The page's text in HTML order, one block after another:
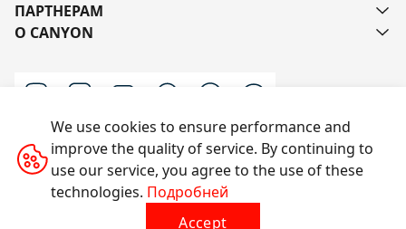
ПАРТНЕРАМ
О CANYON
Напишите нам
Все права защищены © 2014-2026 CANYON
We use cookies to ensure performance and
improve the quality of service. By continuing to
use our service, you agree to the use of these
technologies. Подробней
Accept